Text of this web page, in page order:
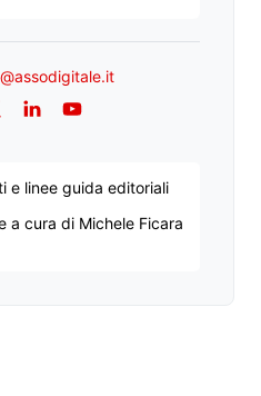
LinkedInYouTube
e linee guida editoriali
a cura di Michele Ficara